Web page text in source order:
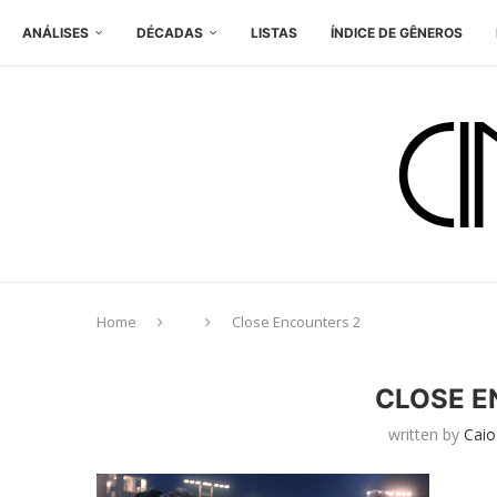
ANÁLISES DÉCADAS LISTAS ÍNDICE DE GÊNEROS
Home Close Encounters 2
CLOSE
written by